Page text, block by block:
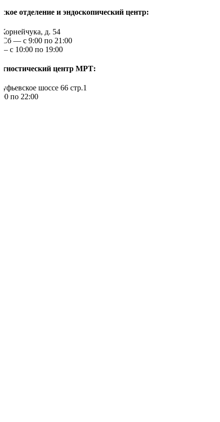
отделение и эндоскопический центр:
д. 54
— c 9:00 по 21:00
с 10:00 по 19:00
центр МРТ:
шоссе 66 стр.1
по 22:00